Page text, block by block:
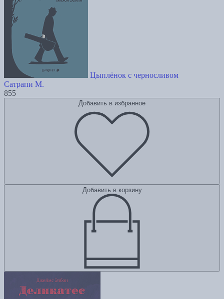
Цыплёнок с черносливом
Сатрапи М.
855
Добавить в избранное
Добавить в корзину